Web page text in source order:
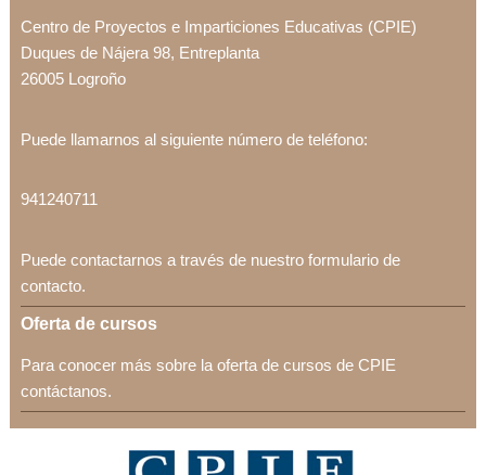
Centro de Proyectos e Imparticiones Educativas (CPIE)
Duques de Nájera 98, Entreplanta
26005 Logroño
Puede llamarnos al siguiente número de teléfono:
941240711
Puede contactarnos a través de nuestro formulario de
contacto.
Oferta de cursos
Para conocer más sobre la oferta de cursos de CPIE
contáctanos.